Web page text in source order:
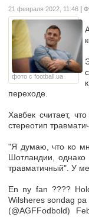
21 февраля 2022, 11:46
фото с football.ua
переходе.
Хавбек считает,
стереотип
"Я думаю, что ко
Шотландии,
травматичный". У
En ny fan ????
Wilsheres sondag
(@AGFFodbold)